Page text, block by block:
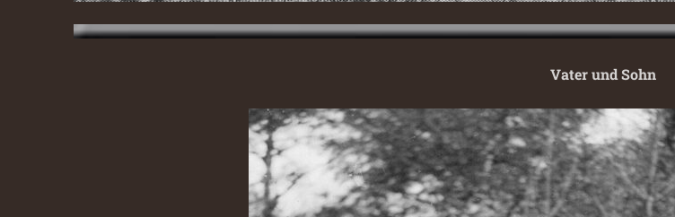
Vater und Sohn